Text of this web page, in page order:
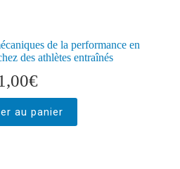
de la performance en
des athlètes entraînés
€
au panier